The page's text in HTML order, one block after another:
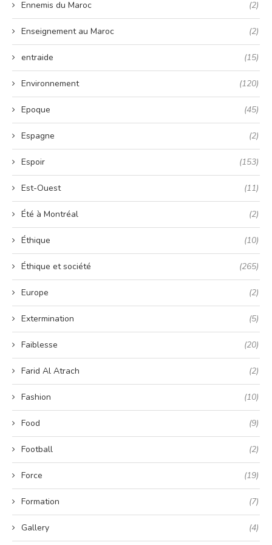
Ennemis du Maroc (2)
Enseignement au Maroc (2)
entraide (15)
Environnement (120)
Epoque (45)
Espagne (2)
Espoir (153)
Est-Ouest (11)
Été à Montréal (2)
Éthique (10)
Éthique et société (265)
Europe (2)
Extermination (5)
Faiblesse (20)
Farid Al Atrach (2)
Fashion (10)
Food (9)
Football (2)
Force (19)
Formation (7)
Gallery (4)